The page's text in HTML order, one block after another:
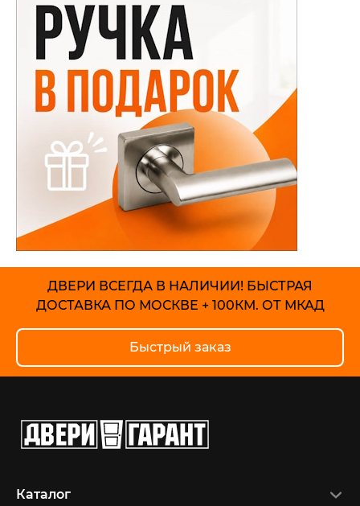
ДВЕРИ ВСЕГДА В НАЛИЧИИ! БЫСТРАЯ
ДОСТАВКА ПО МОСКВЕ + 100КМ. ОТ МКАД
Быстрый заказ
Каталог